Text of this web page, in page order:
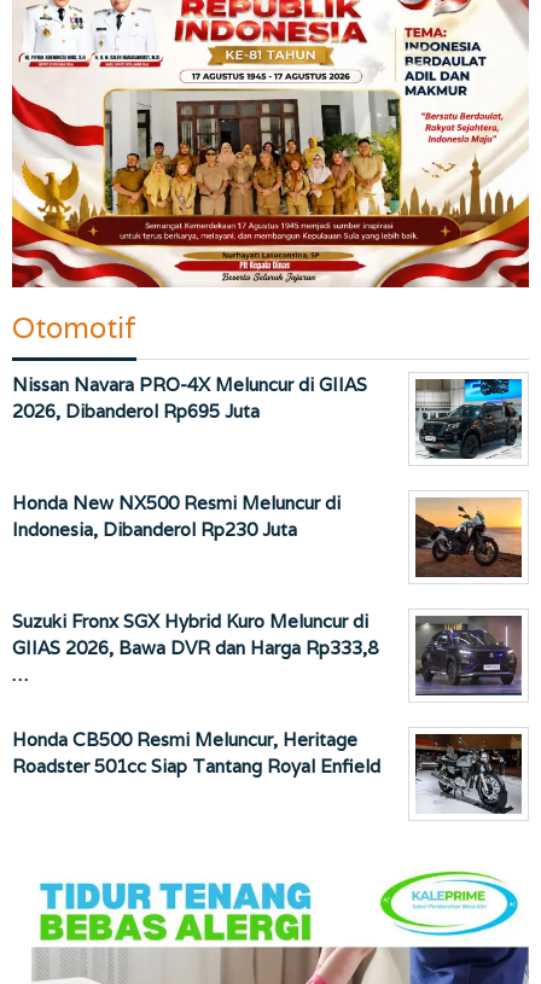
Otomotif
Nissan Navara PRO-4X Meluncur di GIIAS
2026, Dibanderol Rp695 Juta
Honda New NX500 Resmi Meluncur di
Indonesia, Dibanderol Rp230 Juta
Suzuki Fronx SGX Hybrid Kuro Meluncur di
GIIAS 2026, Bawa DVR dan Harga Rp333,8
…
Honda CB500 Resmi Meluncur, Heritage
Roadster 501cc Siap Tantang Royal Enfield